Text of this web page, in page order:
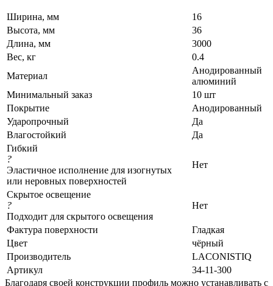
Ширина, мм
16
Высота, мм
36
Длина, мм
3000
Вес, кг
0.4
Материал
Анодированный
алюминий
Минимальный заказ
10 шт
Покрытие
Анодированный
Ударопрочный
Да
Влагостойкий
Да
Гибкий
?
Эластичное исполнение для изогнутых
или неровных поверхностей
Нет
Скрытое освещение
?
Подходит для скрытого освещения
Нет
Фактура поверхности
Гладкая
Цвет
чёрный
Производитель
LACONISTIQ
Артикул
34-11-300
Благодаря своей конструкции профиль можно устанавливать с